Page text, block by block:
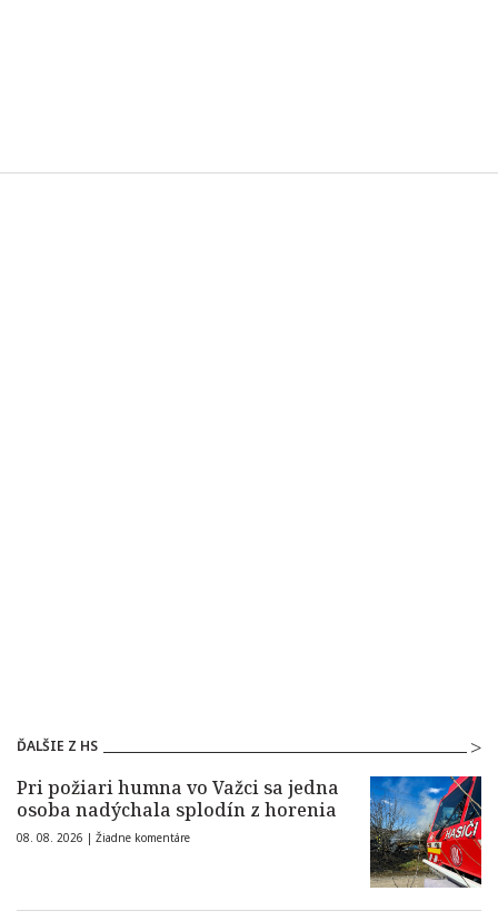
ĎALŠIE Z HS
Pri požiari humna vo Važci sa jedna
osoba nadýchala splodín z horenia
08. 08. 2026 | Žiadne komentáre